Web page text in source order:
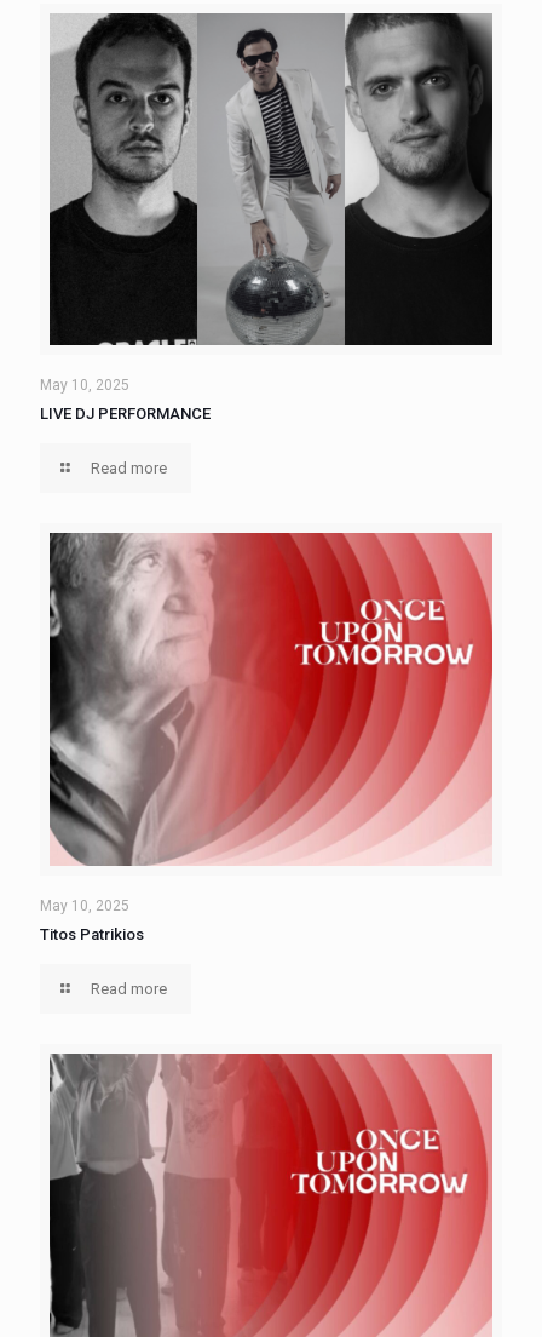
May 10, 2025
LIVE DJ PERFORMANCE
Read more
May 10, 2025
Titos Patrikios
Read more